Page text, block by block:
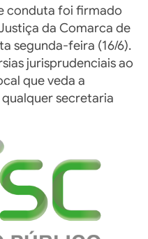
conduta foi firmado
da Comarca de
segunda-feira (16/6).
jurisprudenciais ao
que veda a
secretaria